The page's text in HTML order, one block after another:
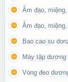
Gel bôi trơn
Âm đạo,
Âm đạo,
Bao cao su
Máy tập dương
Vòng đeo